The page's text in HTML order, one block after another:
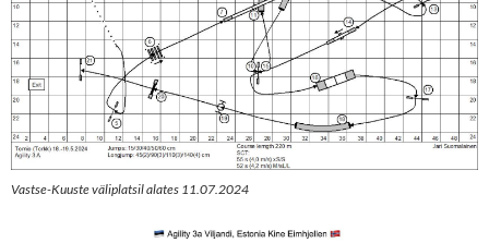
Vastse-Kuuste väliplatsil alates 11.07.2024